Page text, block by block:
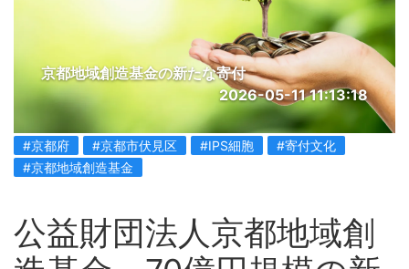
京都地域創造基金の新たな寄付
2026-05-11 11:13:18
#京都府 #京都市伏見区 #IPS細胞
#寄付文化
#京都地域創造基金
公益財団法人京都地域創